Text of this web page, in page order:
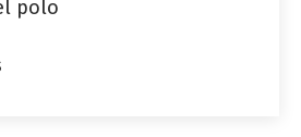
polo